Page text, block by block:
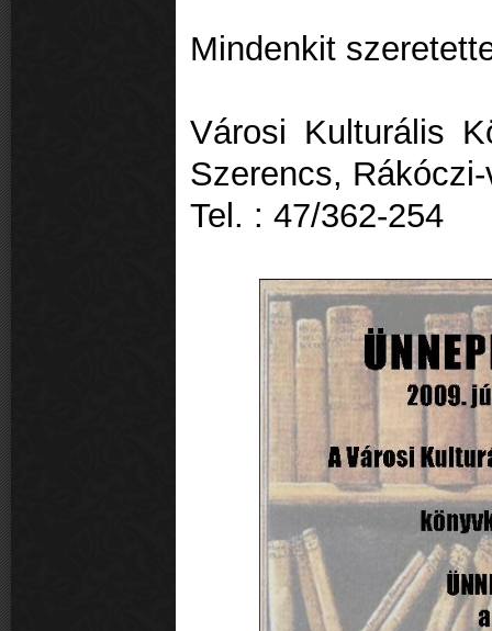
Mindenkit
Városi Kulturális
Szerencs,
Tel. : 47/362-254